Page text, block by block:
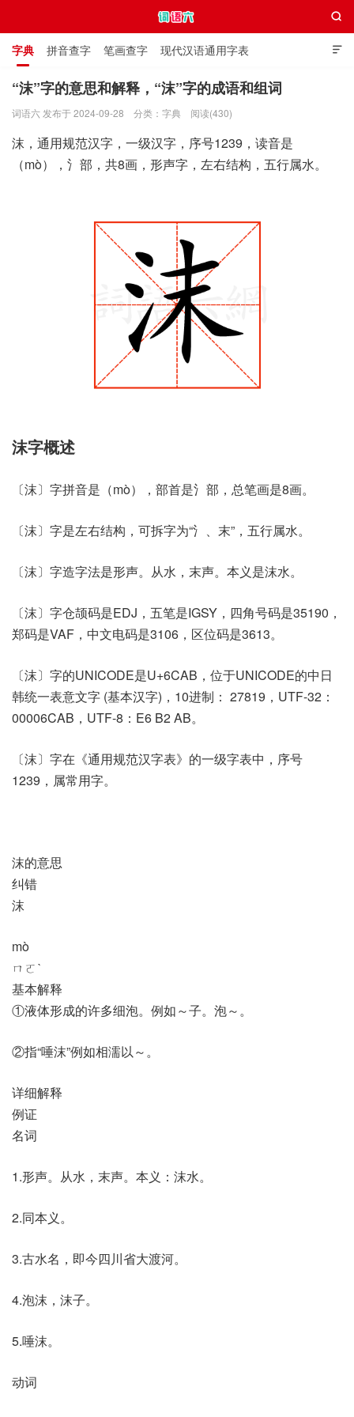

字典 拼音查字 笔画查字 现代汉语通用字表
通用规范汉字表 叠字大全 独体字大全 极简英语词典

“沫”字的意思和解释，“沫”字的成语和组词
词语六 发布于 2024-09-28 分类： 字典 阅读(430)
沫，通用规范汉字，一级汉字，序号1239，读音是
（mò），氵部，共8画，形声字，左右结构，五行属水。
沫字概述
〔沫〕字拼音是（mò），部首是氵部，总笔画是8画。
〔沫〕字是左右结构，可拆字为“氵、末”，五行属水。
〔沫〕字造字法是形声。从水，末声。本义是沫水。
〔沫〕字仓颉码是EDJ，五笔是IGSY，四角号码是35190，
郑码是VAF，中文电码是3106，区位码是3613。
〔沫〕字的UNICODE是U+6CAB，位于UNICODE的中日
韩统一表意文字 (基本汉字)，10进制： 27819，UTF-32：
00006CAB，UTF-8：E6 B2 AB。
〔沫〕字在《通用规范汉字表》的一级字表中，序号
1239，属常用字。
沫的意思
纠错
沫
mò
ㄇㄛˋ
基本解释
①液体形成的许多细泡。例如～子。泡～。
②指“唾沫”例如相濡以～。
详细解释
例证
名词
1.形声。从水，末声。本义：沫水。
2.同本义。
3.古水名，即今四川省大渡河。
4.泡沫，沫子。
5.唾沫。
动词